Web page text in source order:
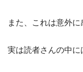
また、これは意外
実は読者さんの中に